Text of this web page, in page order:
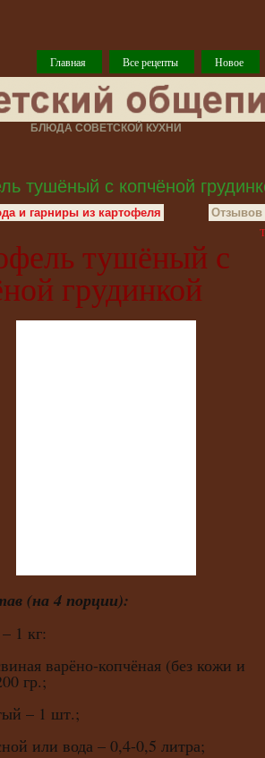
Главная Все рецепты Новое
БЛЮДА СОВЕТСКОЙ КУХНИ
тушёный с копчёной
и гарниры из картофеля Отзывов
тушёный с
грудинкой
(на 4 порции):
1 кг:
варёно-копчёная (без кожи и
гр.;
– 1 шт.;
или вода – 0,4-0,5 литра;